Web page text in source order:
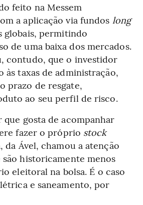
feito na Messem
a aplicação via fundos long
permitindo
de uma baixa dos mercados.
contudo, que o investidor
às taxas de administração,
prazo de resgate,
ao seu perfil de risco.
gosta de acompanhar
fazer o próprio stock
da Ável, chamou a atenção
historicamente menos
eleitoral na bolsa. É o caso
e saneamento, por